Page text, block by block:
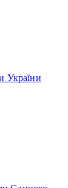
України